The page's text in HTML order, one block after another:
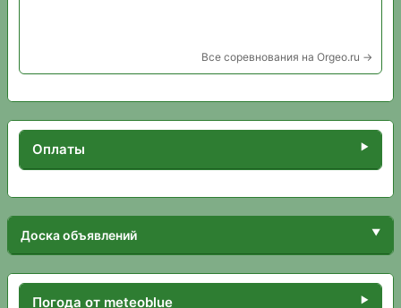
Все соревнования на Orgeo.ru →
Оплаты
Доска объявлений
Погода от meteoblue